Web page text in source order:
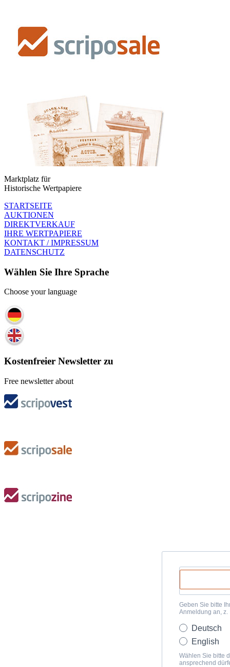
Marktplatz für
Historische Wertpapiere
STARTSEITE
AUKTIONEN
DIREKTVERKAUF
IHRE WERTPAPIERE
KONTAKT / IMPRESSUM
DATENSCHUTZ
Wählen Sie Ihre Sprache
Choose your language
Kostenfreier Newsletter zu
Free newsletter about
Geben Sie bitte
Anmeldung an, z.
Deutsch
English
Wählen Sie bitte
ansprechend